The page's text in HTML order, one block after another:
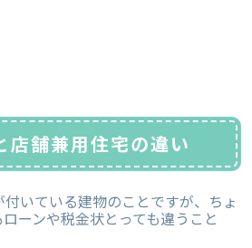
店舗兼用住宅の違い
いている建物のことですが、ちょ
ーンや税金状とっても違うこと